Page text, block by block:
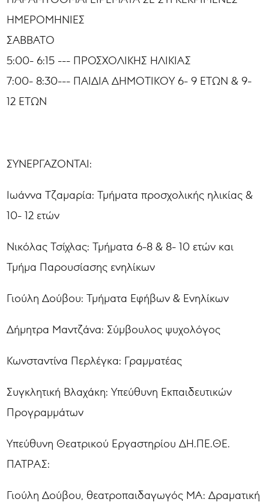
ΗΜΕΡΟΜΗΝΙΕΣ
ΣΑΒΒΑΤΟ
5:00- 6:15 --- ΠΡΟΣΧΟΛΙΚΗΣ ΗΛΙΚΙΑΣ
7:00- 8:30--- ΠΑΙΔΙΑ ΔΗΜΟΤΙΚΟΥ 6- 9 ΕΤΩΝ & 9-
12 ΕΤΩΝ
ΣΥΝΕΡΓΑΖΟΝΤΑΙ:
Ιωάννα Τζαμαρία: Τμήματα προσχολικής ηλικίας &
10- 12 ετών
Νικόλας Τσίχλας: Τμήματα 6-8 & 8- 10 ετών και
Τμήμα Παρουσίασης ενηλίκων
Γιούλη Δούβου: Τμήματα Εφήβων & Ενηλίκων
Δήμητρα Μαντζάνα: Σύμβουλος ψυχολόγος
Κωνσταντίνα Περλέγκα: Γραμματέας
Συγκλητική Βλαχάκη: Υπεύθυνη Εκπαιδευτικών
Προγραμμάτων
Υπεύθυνη Θεατρικού Εργαστηρίου ΔΗ.ΠΕ.ΘΕ.
ΠΑΤΡΑΣ:
Γιούλη Δούβου, θεατροπαιδαγωγός MA: Δραματική